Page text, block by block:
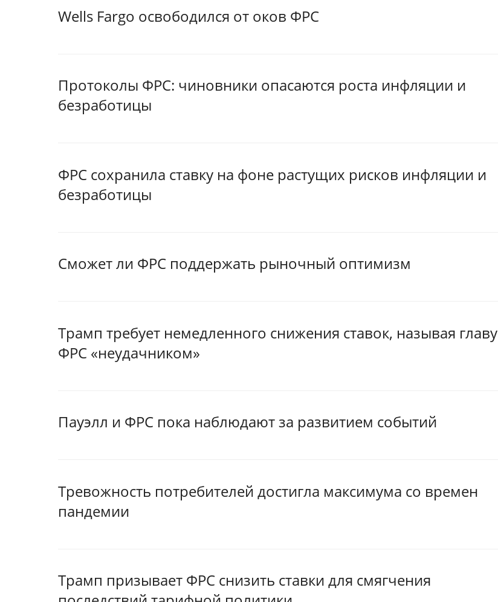
Wells Fargo освободился от оков ФРС
Протоколы ФРС: чиновники опасаются роста инфляции и
безработицы
ФРС сохранила ставку на фоне растущих рисков инфляции и
безработицы
Сможет ли ФРС поддержать рыночный оптимизм
Трамп требует немедленного снижения ставок, называя главу
ФРС «неудачником»
Пауэлл и ФРС пока наблюдают за развитием событий
Тревожность потребителей достигла максимума со времен
пандемии
Трамп призывает ФРС снизить ставки для смягчения